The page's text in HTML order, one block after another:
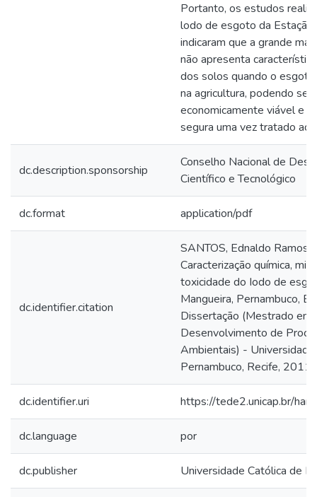
Portanto, os estudos
lodo de esgoto da Estação
indicaram que a grande
não apresenta
dos solos quando o
na agricultura, podendo ser
economicamente viável e
segura uma vez tratado
dc.description.sponsorship
Conselho Nacional de
Científico e Tecnológico
dc.format application/pdf
dc.identifier.citation
SANTOS, Ednaldo Ramos
Caracterização química,
toxicidade do Iodo de
Mangueira, Pernambuco,
Dissertação (Mestrado em
Desenvolvimento de
Ambientais) -
Pernambuco, Recife, 2011.
dc.identifier.uri https://tede2.unicap.br/
dc.language por
dc.publisher Universidade Católica de